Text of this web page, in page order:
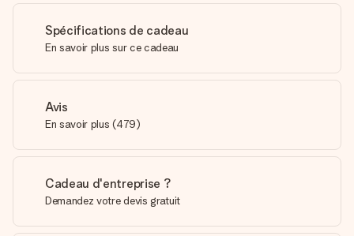
Spécifications de cadeau
En savoir plus sur ce cadeau
Avis
En savoir plus (479)
Cadeau d'entreprise ?
Demandez votre devis gratuit